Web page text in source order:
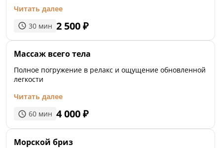
Читать далее
30 мин 2 500₽
Массаж всего тела
Полное погружение в релакс и ощущение обновленной
легкости
Читать далее
60 мин 4 000₽
Морской бриз